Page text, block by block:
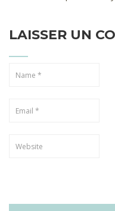
LAISSER UN